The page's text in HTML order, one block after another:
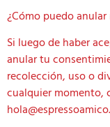
¿Cómo puedo
Si luego de haber
anular tu
recolección, uso o
cualquier momento,